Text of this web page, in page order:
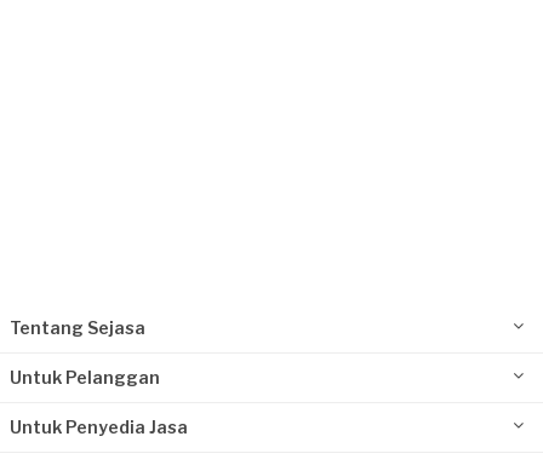
Tentang Sejasa
Untuk Pelanggan
Untuk Penyedia Jasa